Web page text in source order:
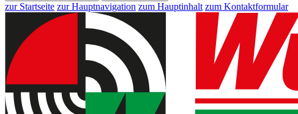
zur Startseite zur Hauptnavigation zum Hauptinhalt zum Kontaktformular